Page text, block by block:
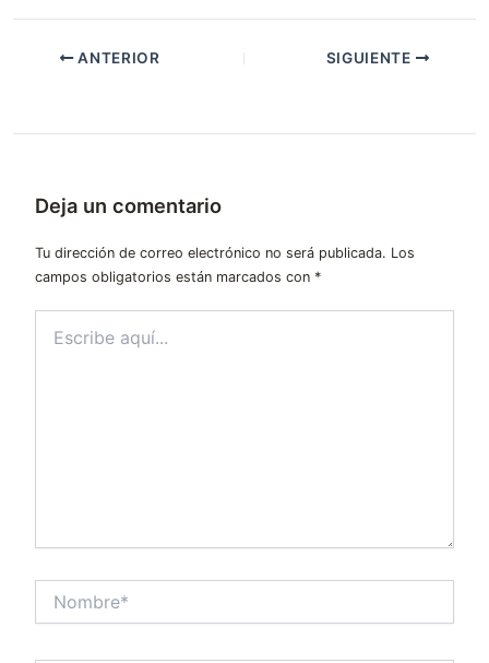
ANTERIOR SIGUIENTE
Deja un comentario
Tu dirección de correo electrónico no será publicada. Los
campos obligatorios están marcados con *
aquí...